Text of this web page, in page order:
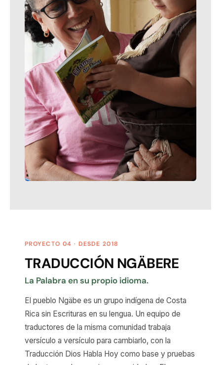
PROYECTO 04 · DESDE 2018
TRADUCCIÓN NGÄBERE
La Palabra en su propio idioma.
El pueblo Ngäbe es un grupo indígena de Costa
Rica sin Escrituras en su lengua. Un equipo de
traductores de la misma comunidad trabaja
versículo a versículo para cambiarlo, con la
Traducción Dios Habla Hoy como base y pruebas